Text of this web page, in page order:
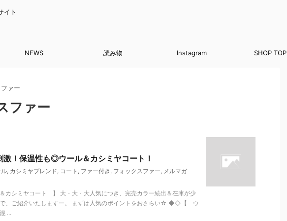
イト
NEWS 読み物 Instagram SHOP TOP
ァー
ファー
激！保温性も◎ウール＆カシミヤコート！
ル, カシミヤブレンド, コート , ファー付き , フォックスファー, メルマガ
カシミヤコート 】 大・大・大人気につき、完売カラー続出＆在庫が少
で、ご紹介いたしますー。 まずは人気のポイントをおさらい☆ ◆◇【 ウ
...